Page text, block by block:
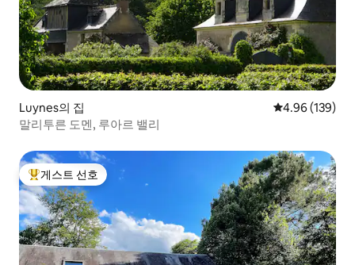
Luynes의 집 평점 4.96점(5
4.96 (139)
말리투른 도멘, 루아르 밸리
상위 게스트 선호
게스트 선호